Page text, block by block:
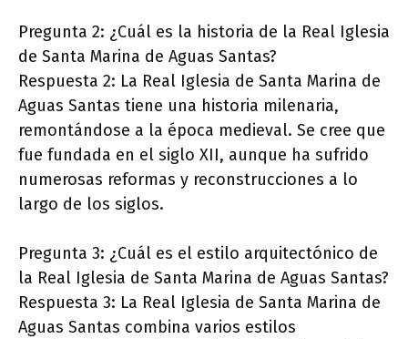
Pregunta 2: ¿Cuál es la historia de la Real Iglesia
de Santa Marina de Aguas Santas?
Respuesta 2: La Real Iglesia de Santa Marina de
Aguas Santas tiene una historia milenaria,
remontándose a la época medieval. Se cree que
fue fundada en el siglo XII, aunque ha sufrido
numerosas reformas y reconstrucciones a lo
largo de los siglos.
Pregunta 3: ¿Cuál es el estilo arquitectónico de
la Real Iglesia de Santa Marina de Aguas Santas?
Respuesta 3: La Real Iglesia de Santa Marina de
Aguas Santas combina varios estilos